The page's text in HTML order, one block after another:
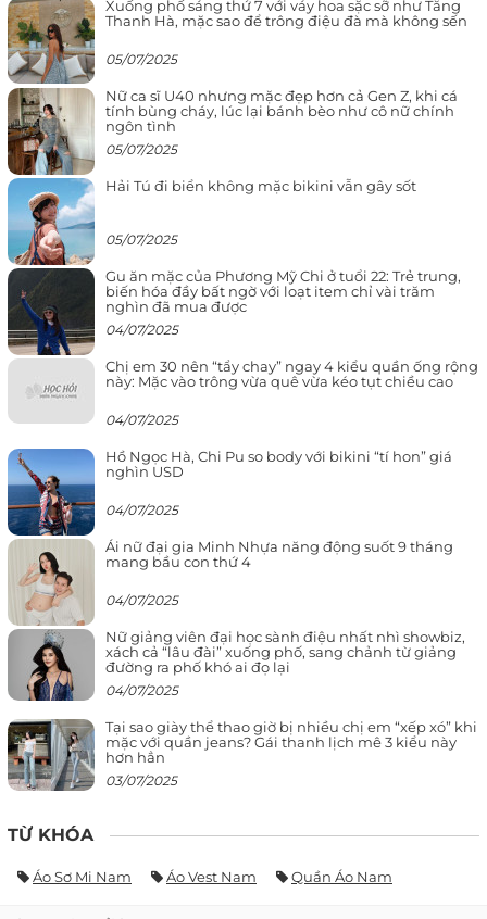
Xuống phố sáng thứ 7 với váy hoa sặc sỡ như Tăng
Thanh Hà, mặc sao để trông điệu đà mà không sến
05/07/2025
Nữ ca sĩ U40 nhưng mặc đẹp hơn cả Gen Z, khi cá
tính bùng cháy, lúc lại bánh bèo như cô nữ chính
ngôn tình
05/07/2025
Hải Tú đi biển không mặc bikini vẫn gây sốt
05/07/2025
Gu ăn mặc của Phương Mỹ Chi ở tuổi 22: Trẻ trung,
biến hóa đầy bất ngờ với loạt item chỉ vài trăm
nghìn đã mua được
04/07/2025
Chị em 30 nên “tẩy chay” ngay 4 kiểu quần ống rộng
này: Mặc vào trông vừa quê vừa kéo tụt chiều cao
04/07/2025
Hồ Ngọc Hà, Chi Pu so body với bikini “tí hon” giá
nghìn USD
04/07/2025
Ái nữ đại gia Minh Nhựa năng động suốt 9 tháng
mang bầu con thứ 4
04/07/2025
Nữ giảng viên đại học sành điệu nhất nhì showbiz,
xách cả “lâu đài” xuống phố, sang chảnh từ giảng
đường ra phố khó ai đọ lại
04/07/2025
Tại sao giày thể thao giờ bị nhiều chị em “xếp xó” khi
mặc với quần jeans? Gái thanh lịch mê 3 kiểu này
hơn hẳn
03/07/2025
TỪ KHÓA
Áo Sơ Mi Nam Áo Vest Nam Quần Áo Nam